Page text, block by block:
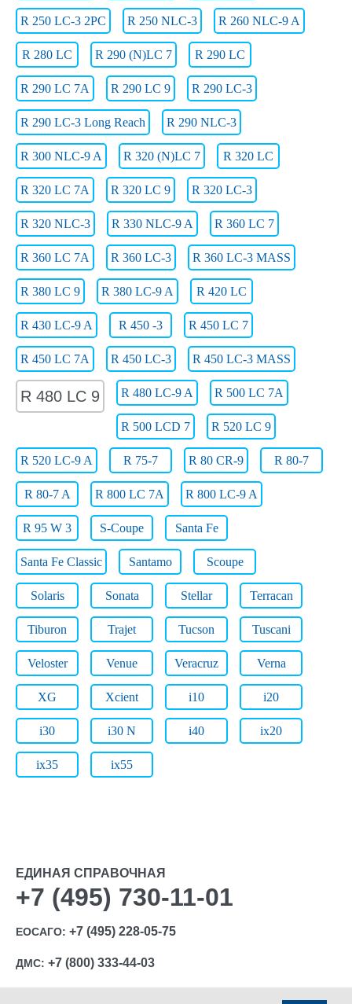
R 250 LC-3 2PC R 250 NLC-3 R 260 NLC-9 A
R 280 LC R 290 (N)LC 7 R 290 LC
R 290 LC 7A R 290 LC 9 R 290 LC-3
R 290 LC-3 Long Reach R 290 NLC-3
R 300 NLC-9 A R 320 (N)LC 7 R 320 LC
R 320 LC 7A R 320 LC 9 R 320 LC-3
R 320 NLC-3 R 330 NLC-9 A R 360 LC 7
R 360 LC 7A R 360 LC-3 R 360 LC-3 MASS
R 380 LC 9 R 380 LC-9 A R 420 LC
R 430 LC-9 A R 450 -3 R 450 LC 7
R 450 LC 7A R 450 LC-3 R 450 LC-3 MASS
R 480 LC 9 R 480 LC-9 A R 500 LC 7A
R 500 LCD 7 R 520 LC 9
R 520 LC-9 A R 75-7 R 80 CR-9 R 80-7
R 80-7 A R 800 LC 7A R 800 LC-9 A
R 95 W 3 S-Coupe Santa Fe
Santa Fe Classic Santamo Scoupe
Solaris Sonata Stellar Terracan
Tiburon Trajet Tucson Tuscani
Veloster Venue Veracruz Verna
XG Xcient i10 i20
i30 i30 N i40 ix20
ix35 ix55
ЕДИНАЯ СПРАВОЧНАЯ
+7 (495) 730-11-01
ЕОСАГО: +7 (495) 228-05-75
ДМС: +7 (800) 333-44-03